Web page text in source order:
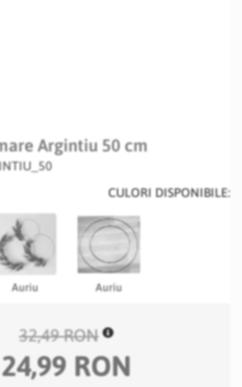
Argintiu 50 cm
CULORI DISPONIBILE:
Auriu Auriu
32,49 RON
24,99 RON